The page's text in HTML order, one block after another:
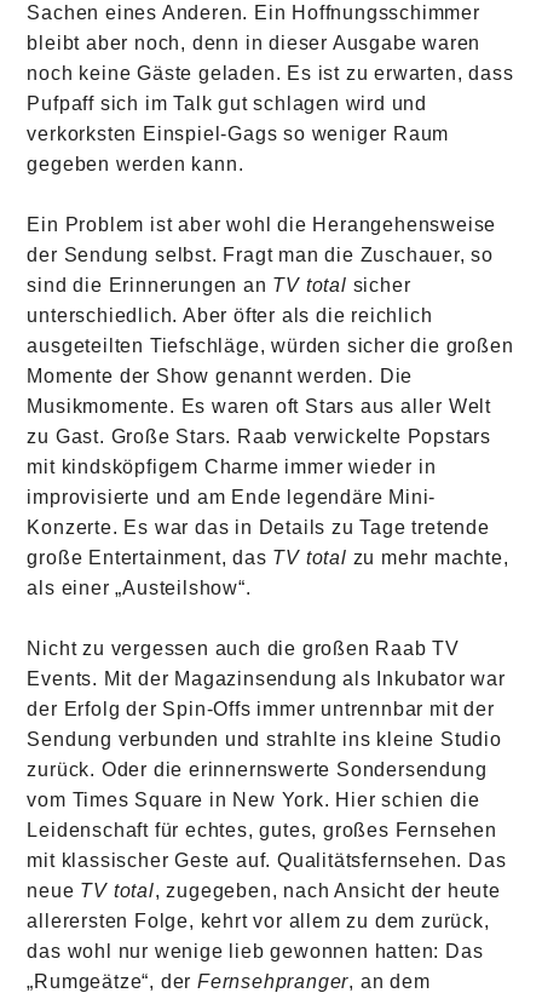
Sachen eines Anderen. Ein Hoffnungsschimmer
bleibt aber noch, denn in dieser Ausgabe waren
noch keine Gäste geladen. Es ist zu erwarten, dass
Pufpaff sich im Talk gut schlagen wird und
verkorksten Einspiel-Gags so weniger Raum
gegeben werden kann.
Ein Problem ist aber wohl die Herangehensweise
der Sendung selbst. Fragt man die Zuschauer, so
sind die Erinnerungen an TV total sicher
unterschiedlich. Aber öfter als die reichlich
ausgeteilten Tiefschläge, würden sicher die großen
Momente der Show genannt werden. Die
Musikmomente. Es waren oft Stars aus aller Welt
zu Gast. Große Stars. Raab verwickelte Popstars
mit kindsköpfigem Charme immer wieder in
improvisierte und am Ende legendäre Mini-
Konzerte. Es war das in Details zu Tage tretende
große Entertainment, das TV total zu mehr machte,
als einer „Austeilshow“.
Nicht zu vergessen auch die großen Raab TV
Events. Mit der Magazinsendung als Inkubator war
der Erfolg der Spin-Offs immer untrennbar mit der
Sendung verbunden und strahlte ins kleine Studio
zurück. Oder die erinnernswerte Sondersendung
vom Times Square in New York. Hier schien die
Leidenschaft für echtes, gutes, großes Fernsehen
mit klassischer Geste auf. Qualitätsfernsehen. Das
neue TV total, zugegeben, nach Ansicht der heute
allerersten Folge, kehrt vor allem zu dem zurück,
das wohl nur wenige lieb gewonnen hatten: Das
„Rumgeätze“, derFernsehpranger, an dem